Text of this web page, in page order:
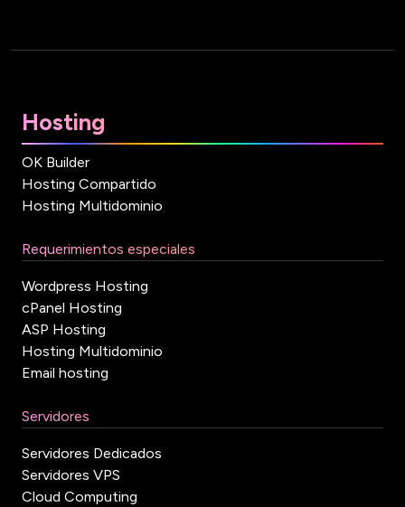
Hosting
OK Builder
Hosting Compartido
Hosting Multidominio
Requerimientos especiales
Wordpress Hosting
cPanel Hosting
ASP Hosting
Hosting Multidominio
Email hosting
Servidores
Servidores Dedicados
Servidores VPS
Cloud Computing